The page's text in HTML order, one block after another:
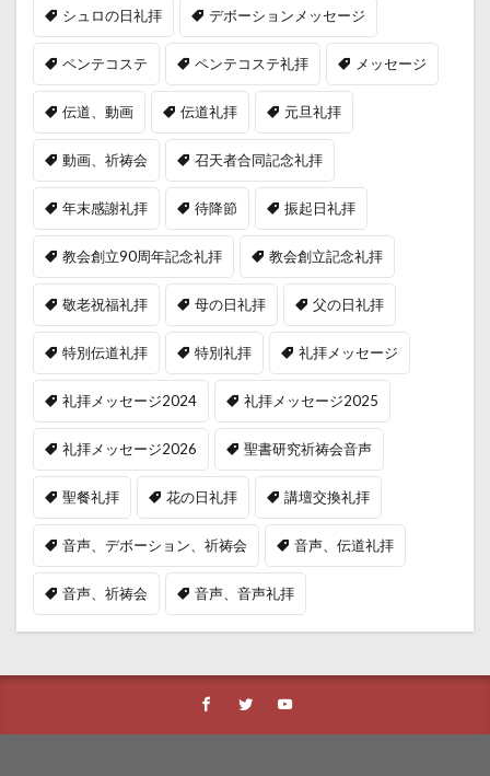
シュロの日礼拝 デボーションメッセージ
ペンテコステ ペンテコステ礼拝 メッセージ
伝道、動画 伝道礼拝 元旦礼拝
動画、祈祷会 召天者合同記念礼拝
年末感謝礼拝 待降節 振起日礼拝
教会創立90周年記念礼拝 教会創立記念礼拝
敬老祝福礼拝 母の日礼拝 父の日礼拝
特別伝道礼拝 特別礼拝 礼拝メッセージ
礼拝メッセージ2024 礼拝メッセージ2025
礼拝メッセージ2026 聖書研究祈祷会音声
聖餐礼拝 花の日礼拝 講壇交換礼拝
音声、デボーション、祈祷会 音声、伝道礼拝
音声、祈祷会 音声、音声礼拝